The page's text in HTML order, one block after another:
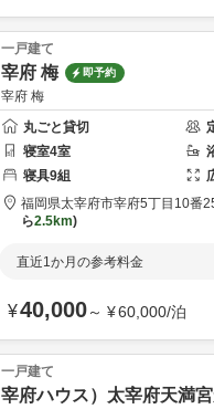
一戸建て
宰府 梅 即予約
宰府 梅
丸ごと貸切
寝室4室
寝具9組
福岡県太宰府市宰府5丁目10番
ら2.5km
直近1か月の参考料金
¥40,000～ ¥60,000/泊
一戸建て
宰府ハウス）太宰府天満